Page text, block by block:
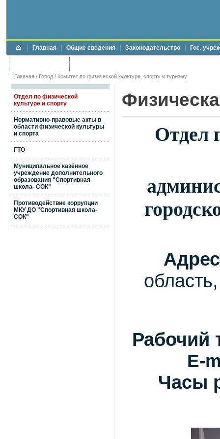
Главная Общие сведения Законодательство Гос.
Главная / Город / Комитет по физической культуре, спорту и туризму
Отдел по физической
культуре и спорту
Нормативно-правовые акты в
области физической культуры
и спорта
ГТО
Муниципальное казённое
учреждение дополнительного
образования "Спортивная
школа- СОК"
Противодействие коррупции
МКУ ДО "Спортивная школа-
СОК"
Отдел
E-
Часы